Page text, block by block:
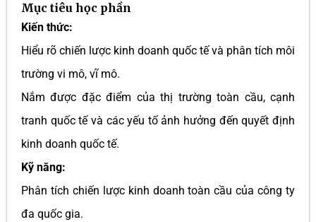
Mục tiêu học phần
Kiến thức:
Hiểu rõ chiến lược kinh doanh quốc tế và phân tích môi
trường vi mô, vĩ mô.
Nắm được đặc điểm của thị trường toàn cầu, cạnh
tranh quốc tế và các yếu tố ảnh hưởng đến quyết định
kinh doanh quốc tế.
Kỹ năng:
Phân tích chiến lược kinh doanh toàn cầu của công ty
đa quốc gia.